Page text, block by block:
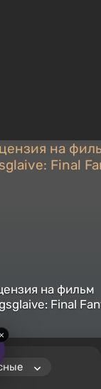
×
на фильм
Final